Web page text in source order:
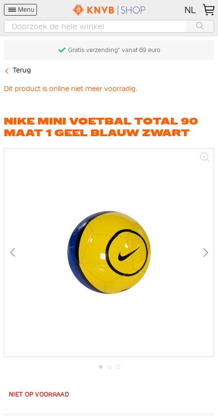
Menu NL
Gratis verzending* vanaf 69 euro
Terug
Dit product is online niet meer voorradig.
NIKE MINI VOETBAL TOTAL 90
MAAT 1 GEEL BLAUW ZWART
hetNIET OP VOORRAAD